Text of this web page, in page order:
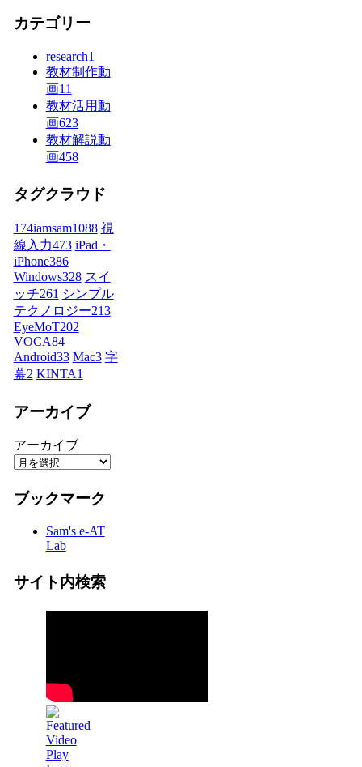
カテゴリー
research1
教材制作動
画11
教材活用動
画623
教材解説動
画458
タグクラウド
174iamsam1088 視
線入力473 iPad・
iPhone386
Windows328 スイ
ッチ261 シンプル
テクノロジー213
EyeMoT202
VOCA84
Android33 Mac3 字
幕2 KINTA1
アーカイブ
アーカイブ
ブックマーク
Sam's e-AT
Lab
サイト内検索